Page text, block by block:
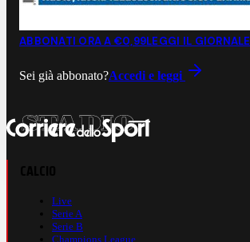
ABBONATI ORA A €0,99LEGGI IL GIORNALE
Sei già abbonato?Accedi e leggi
Live
Serie A
Serie B
Champions League